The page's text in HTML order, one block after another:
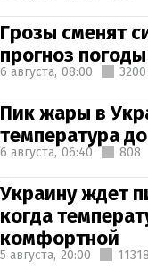
Грозы сменят
прогноз
6 августа, 08:00 3200
Пик жары в
температура
6 августа, 06:40 808
Украину ждет
когда
комфортной
5 августа, 20:00 11318